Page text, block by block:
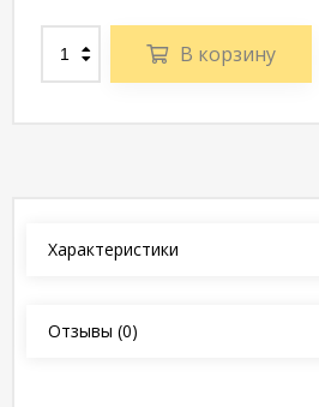
В корзину
Характеристики
Отзывы (0)